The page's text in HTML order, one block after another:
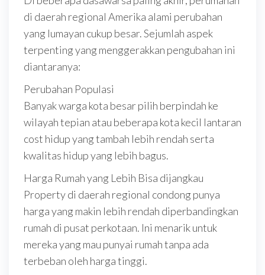
di daerah regional Amerika alami perubahan
yang lumayan cukup besar. Sejumlah aspek
terpenting yang menggerakkan pengubahan ini
diantaranya:
Perubahan Populasi
Banyak warga kota besar pilih berpindah ke
wilayah tepian atau beberapa kota kecil lantaran
cost hidup yang tambah lebih rendah serta
kwalitas hidup yang lebih bagus.
Harga Rumah yang Lebih Bisa dijangkau
Property di daerah regional condong punya
harga yang makin lebih rendah diperbandingkan
rumah di pusat perkotaan. Ini menarik untuk
mereka yang mau punyai rumah tanpa ada
terbeban oleh harga tinggi.